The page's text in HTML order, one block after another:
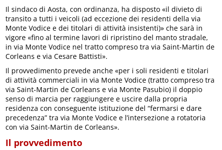
Il sindaco di Aosta, con ordinanza, ha disposto «il divieto di
transito a tutti i veicoli (ad eccezione dei residenti della via
Monte Vodice e dei titolari di attività insistenti)» che sarà in
vigore «fino al termine lavori di ripristino del manto stradale,
in via Monte Vodice nel tratto compreso tra via Saint-Martin de
Corleans e via Cesare Battisti».
Il provvedimento prevede anche «per i soli residenti e titolari
di attività commerciali in via Monte Vodice (tratto compreso tra
via Saint-Martin de Corleans e via Monte Pasubio) il doppio
senso di marcia per raggiungere e uscire dalla propria
residenza con conseguente istituzione del “fermarsi e dare
precedenza” tra via Monte Vodice e l’intersezione a rotatoria
con via Saint-Martin de Corleans».
Il provvedimento